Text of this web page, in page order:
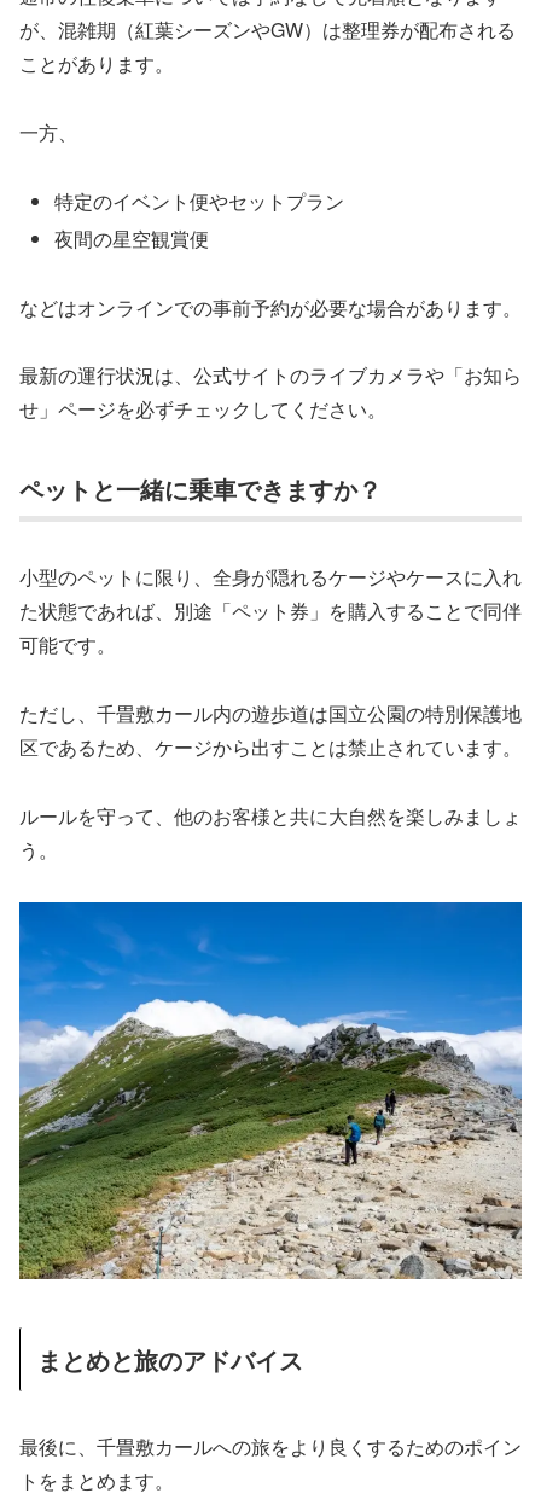
が、混雑期（紅葉シーズンやGW）は整理券が配布される
ことがあります。
一方、
特定のイベント便やセットプラン
夜間の星空観賞便
などはオンラインでの事前予約が必要な場合があります。
最新の運行状況は、公式サイトのライブカメラや「お知ら
せ」ページを必ずチェックしてください。
ペットと一緒に乗車できますか？
小型のペットに限り、全身が隠れるケージやケースに入れ
た状態であれば、別途「ペット券」を購入することで同伴
可能です。
ただし、千畳敷カール内の遊歩道は国立公園の特別保護地
区であるため、ケージから出すことは禁止されています。
ルールを守って、他のお客様と共に大自然を楽しみましょ
う。
まとめと旅のアドバイス
最後に、千畳敷カールへの旅をより良くするためのポイン
トをまとめます。